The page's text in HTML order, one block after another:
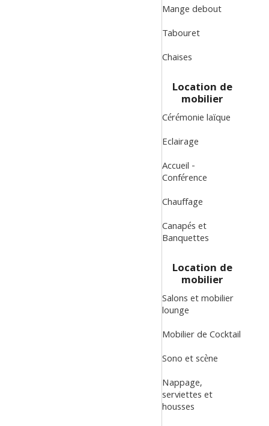
Mange debout
Tabouret
Chaises
Location de
mobilier
Cérémonie laïque
Eclairage
Accueil -
Conférence
Chauffage
Canapés et
Banquettes
Location de
mobilier
Salons et mobilier
lounge
Mobilier de Cocktail
Sono et scène
Nappage,
serviettes et
housses